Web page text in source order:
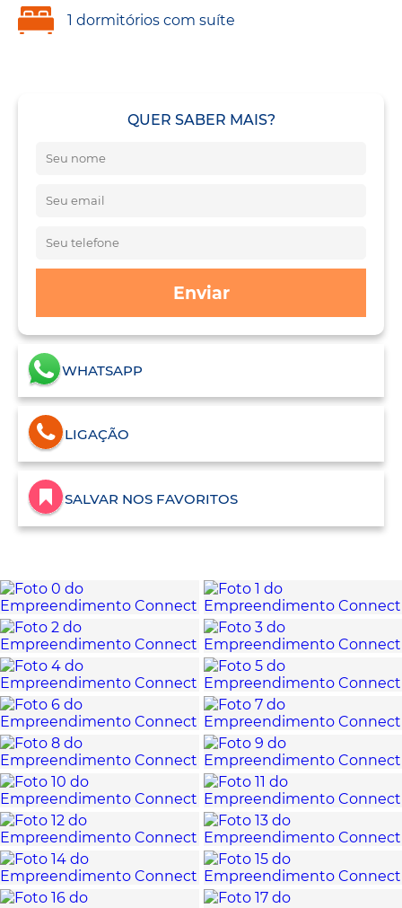
1 dormitórios com suíte
QUER SABER MAIS?
Enviar
WHATSAPP
LIGAÇÃO
SALVAR NOS FAVORITOS